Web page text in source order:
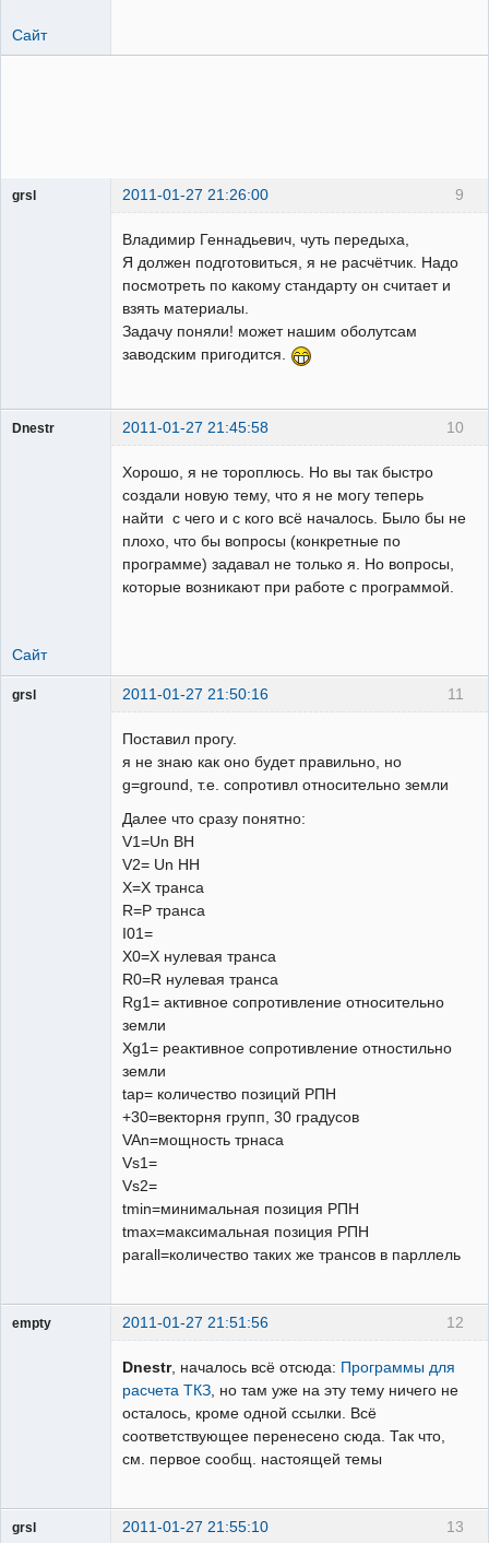
Сайт
9
grsl 2011-01-27 21:26:00
Владимир Геннадьевич, чуть передыха,
Я должен подготовиться, я не расчётчик. Надо
посмотреть по какому стандарту он считает и
взять материалы.
Задачу поняли! может нашим оболутсам
заводским пригодится.
10
Dnestr 2011-01-27 21:45:58
Хорошо, я не тороплюсь. Но вы так быстро
создали новую тему, что я не могу теперь
найти с чего и с кого всё началось. Было бы не
плохо, что бы вопросы (конкретные по
программе) задавал не только я. Но вопросы,
которые возникают при работе с программой.
Сайт
11
grsl 2011-01-27 21:50:16
Поставил прогу.
я не знаю как оно будет правильно, но
g=ground, т.е. сопротивл относительно земли
Далее что сразу понятно:
V1=Un ВН
V2= Un НН
X=Х транса
R=Р транса
I01=
X0=Х нулевая транса
R0=R нулевая транса
Rg1= активное сопротивление относительно
земли
Xg1= реактивное сопротивление отностильно
земли
tap= количество позиций РПН
+30=векторня групп, 30 градусов
VAn=мощность трнаса
Vs1=
Vs2=
tmin=минимальная позиция РПН
tmax=максимальная позиция РПН
parall=количество таких же трансов в парллель
12
empty 2011-01-27 21:51:56
Dnestr, началось всё отсюда: Программы для
расчета ТКЗ, но там уже на эту тему ничего не
осталось, кроме одной ссылки. Всё
соответствующее перенесено сюда. Так что,
см. первое сообщ. настоящей темы
13
grsl 2011-01-27 21:55:10